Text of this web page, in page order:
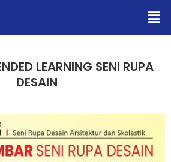
LEARNING SENI RUPA
DESAIN